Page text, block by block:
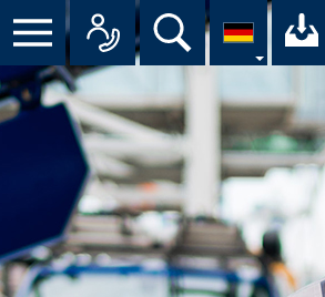
Menü Alle Suche